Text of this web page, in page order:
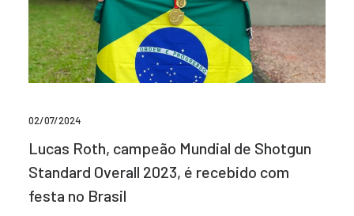
02/07/2024
Lucas Roth, campeão Mundial de Shotgun
Standard Overall 2023, é recebido com
festa no Brasil